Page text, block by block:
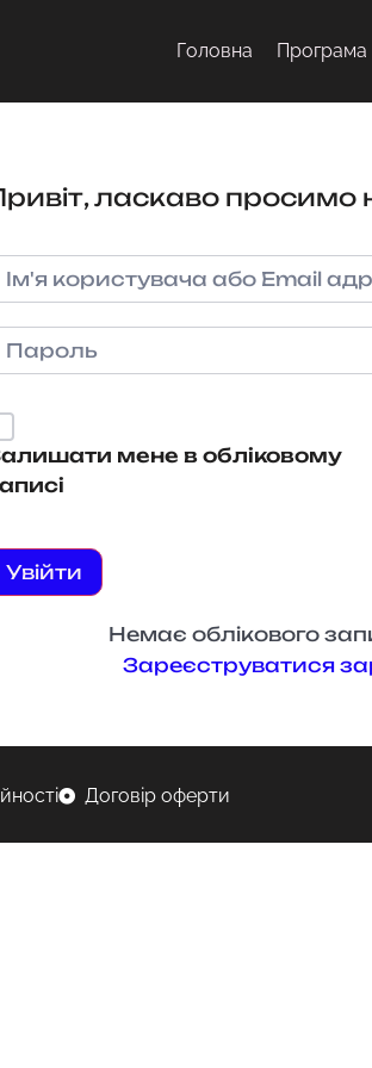
Головна Програма
ласкаво просимо
мене в обліковому
Увійти
Немає облікового
Зареєструватися
Договір оферти